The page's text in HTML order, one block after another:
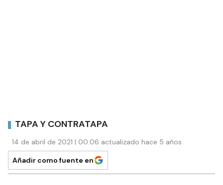
TAPA Y CONTRATAPA
14 de abril de 2021 | 00:06 actualizado hace 5 años
Añadir como fuente en